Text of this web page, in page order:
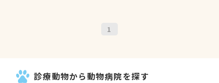
1
診療動物から動物病院を探す